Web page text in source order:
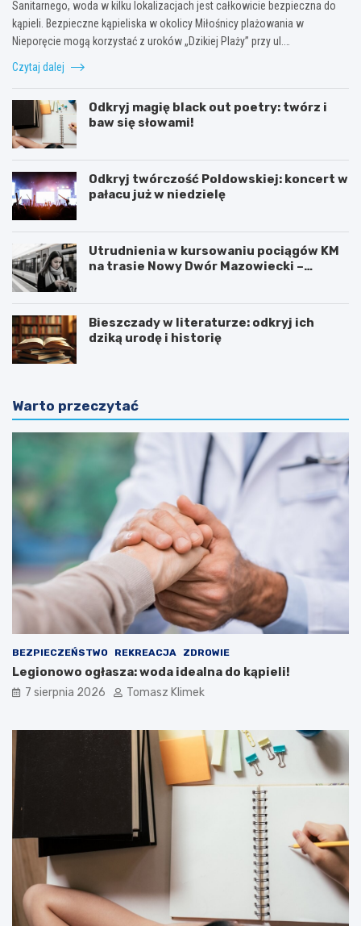
Sanitarnego, woda w kilku lokalizacjach jest całkowicie bezpieczna do
kąpieli. Bezpieczne kąpieliska w okolicy Miłośnicy plażowania w
Nieporęcie mogą korzystać z uroków „Dzikiej Plaży” przy ul.…
Czytaj dalej
Odkryj magię black out poetry: twórz i
baw się słowami!
Odkryj twórczość Poldowskiej: koncert w
pałacu już w niedzielę
Utrudnienia w kursowaniu pociągów KM
na trasie Nowy Dwór Mazowiecki –
Bieszczady w literaturze: odkryj ich
dziką urodę i historię
Warto przeczytać
BEZPIECZEŃSTWO REKREACJA ZDROWIE
Legionowo ogłasza: woda idealna do kąpieli!
7 sierpnia 2026 Tomasz Klimek